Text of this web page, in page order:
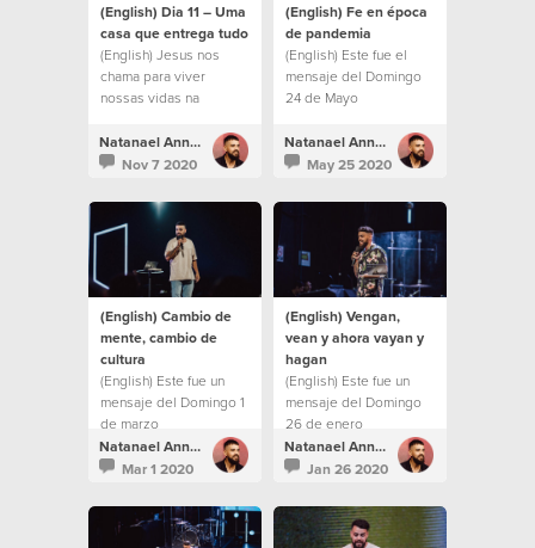
(English) Dia 11 – Uma
casa que entrega tudo
(English) Jesus nos
chama para viver
nossas vidas na
Natanael Annacondia
Nov 7 2020
(English) Fe en época
de pandemia
(English) Este fue el
mensaje del Domingo
24 de Mayo
Natanael Annacondia
May 25 2020
(English) Cambio de
mente, cambio de
cultura
(English) Este fue un
mensaje del Domingo 1
de marzo
Natanael Annacondia
Mar 1 2020
(English) Vengan,
vean y ahora vayan y
hagan
(English) Este fue un
mensaje del Domingo
26 de enero
Natanael Annacondia
Jan 26 2020